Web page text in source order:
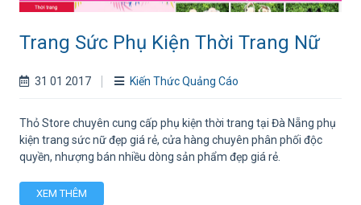
Trang Sức Phụ Kiện Thời Trang Nữ
31 01 2017 Kiến Thức Quảng Cáo
Thỏ Store chuyên cung cấp phụ kiện thời trang tại Đà Nẵng phụ
kiện trang sức nữ đẹp giá rẻ, cửa hàng chuyên phân phối độc
quyền, nhượng bán nhiều dòng sản phẩm đẹp giá rẻ.
XEM THÊM